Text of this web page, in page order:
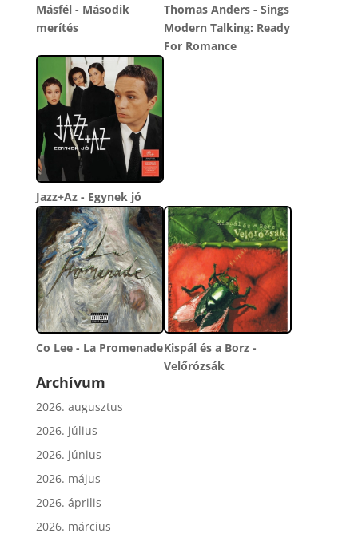
Másfél - Második
merítés
Thomas Anders - Sings
Modern Talking: Ready
For Romance
Jazz+Az - Egynek jó
Co Lee - La PromenadeKispál és a Borz -
Velőrózsák
Archívum
2026. augusztus
2026. július
2026. június
2026. május
2026. április
2026. március